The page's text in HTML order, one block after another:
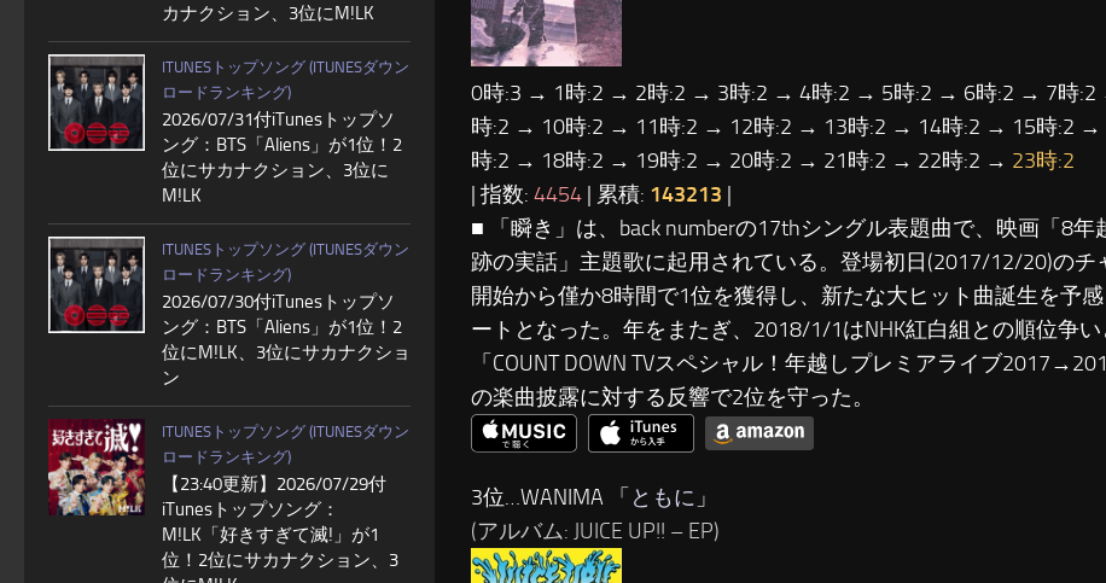
0時:3 → 1時:2 → 2時:2 → 3時:2 → 4時:2 → 5時:2 → 6時:2 → 7時
時:2 → 10時:2 → 11時:2 → 12時:2 → 13時:2 → 14時:2 → 15時:2 →
時:2 → 18時:2 → 19時:2 → 20時:2 → 21時:2 → 22時:2 → 23時:2
| 指数: 4454 | 累積: 143213 |
■ 「瞬き」は、back numberの17thシングル表題曲で、映画「8年
跡の実話」主題歌に起用されている。登場初日(2017/12/20)のチ
開始から僅か8時間で1位を獲得し、新たな大ヒット曲誕生を予
ートとなった。年をまたぎ、2018/1/1はNHK紅白組との順位争
「COUNT DOWN TVスペシャル！年越しプレミアライブ
の楽曲披露に対する反響で2位を守った。
3位…WANIMA 「 ともに 」
(アルバム: JUICE UP!! – EP)
カナクション、3位にM!LK
ITUNESトップソング (ITUNESダウン
ロードランキング)
2026/07/31付iTunesトップソ
ング：BTS「Aliens」が1位！2
位にサカナクション、3位に
M!LK
ITUNESトップソング (ITUNESダウン
ロードランキング)
2026/07/30付iTunesトップソ
ング：BTS「Aliens」が1位！2
位にM!LK、3位にサカナクショ
ン
ITUNESトップソング (ITUNESダウン
ロードランキング)
【23:40更新】2026/07/29付
iTunesトップソング：
M!LK「好きすぎて滅!」が1
位！2位にサカナクション、3